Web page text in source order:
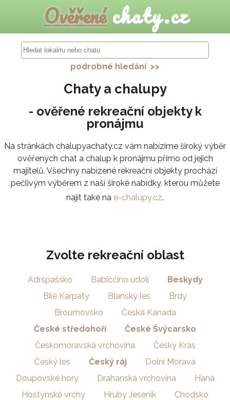
Ověřenéchaty.cz
podrobné hledání >>
Chaty a chalupy
- ověřené rekreační objekty k
pronájmu
Na stránkách chalupyachaty.cz vám nabízíme široký výběr
ověřených chat a chalup k pronájmu přímo od jejich
majitelů. Všechny nabízené rekreační objekty prochází
pečlivým výběrem z naší široké nabídky, kterou můžete
najít také na e-chalupy.cz.
Zvolte rekreační oblast
Adršpašsko Babiččino údolí
Beskydy
Bílé Karpaty
Blanský les
Brdy
Broumovsko
Česká Kanada
České středohoří
České Švýcarsko
Českomoravská vrchovina
Český Kras
Český les
Český ráj
Dolní Morava
Doupovské hory
Drahanská vrchovina
Haná
Hostýnské vrchy
Hrubý Jeseník
Chodsko